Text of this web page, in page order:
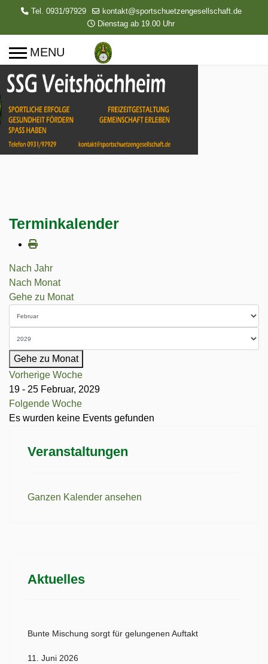
Tel. 0931/97929
kontakt@sportschuetzengesellschaft.de
Dienstag ab 19.00 Uhr
Terminkalender
Nach Jahr
Nach Monat
Gehe zu Monat
Gehe zu Monat
Vorherige Woche
19 - 25 Februar, 2029
Folgende Woche
Es wurden keine Events gefunden
Veranstaltungen
Ganzen Kalender ansehen
Aktuelles
Bunte Mischung sorgt für gelungenen Auftakt
11. Juni 2026